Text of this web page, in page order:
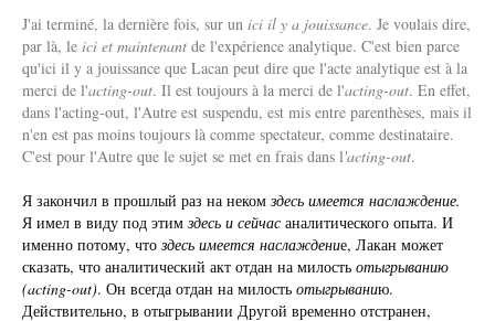
J'ai terminé, la dernière fois, sur un ici il y a jouissance. Je voulais dire,
par là, le ici et maintenant de l'expérience analytique. C'est bien parce
qu'ici il y a jouissance que Lacan peut dire que l'acte analytique est à la
merci de l'acting-out. Il est toujours à la merci de l'acting-out. En effet,
dans l'acting-out, l'Autre est suspendu, est mis entre parenthèses, mais il
n'en est pas moins toujours là comme spectateur, comme destinataire.
C'est pour l'Autre que le sujet se met en frais dans l'acting-out.
Я закончил в прошлый раз на неком здесь имеется наслаждение.
Я имел в виду под этим здесь и сейчас аналитического опыта. И
именно потому, что здесь имеется наслаждение, Лакан может
сказать, что аналитический акт отдан на милость отыгрыванию
(acting-out). Он всегда отдан на милость отыгрыванию.
Действительно, в отыгрывании Другой временно отстранен,